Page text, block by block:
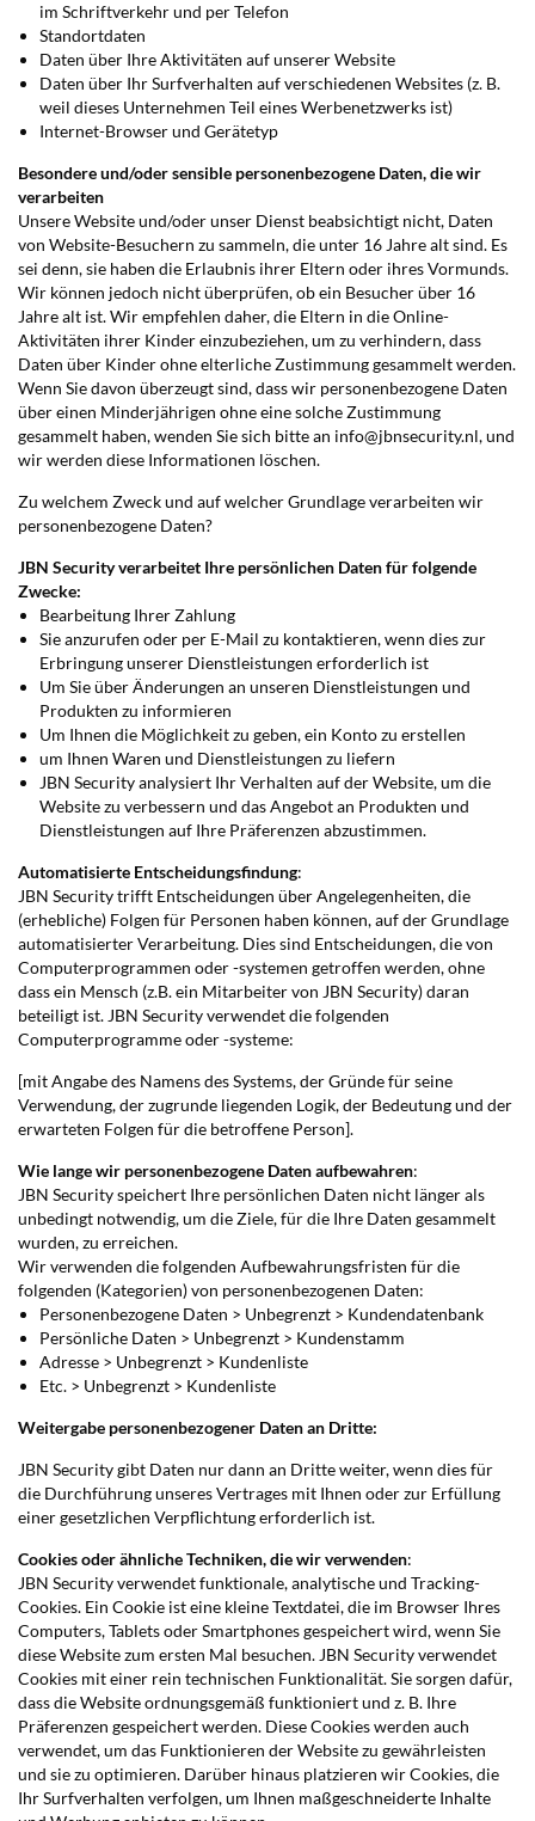
im Schriftverkehr und per Telefon
Standortdaten
Daten über Ihre Aktivitäten auf unserer Website
Daten über Ihr Surfverhalten auf verschiedenen Websites (z. B.
weil dieses Unternehmen Teil eines Werbenetzwerks ist)
Internet-Browser und Gerätetyp
Besondere und/oder sensible personenbezogene Daten, die wir
verarbeiten
Unsere Website und/oder unser Dienst beabsichtigt nicht, Daten
von Website-Besuchern zu sammeln, die unter 16 Jahre alt sind. Es
sei denn, sie haben die Erlaubnis ihrer Eltern oder ihres Vormunds.
Wir können jedoch nicht überprüfen, ob ein Besucher über 16
Jahre alt ist. Wir empfehlen daher, die Eltern in die Online-
Aktivitäten ihrer Kinder einzubeziehen, um zu verhindern, dass
Daten über Kinder ohne elterliche Zustimmung gesammelt werden.
Wenn Sie davon überzeugt sind, dass wir personenbezogene Daten
über einen Minderjährigen ohne eine solche Zustimmung
gesammelt haben, wenden Sie sich bitte an info@jbnsecurity.nl, und
wir werden diese Informationen löschen.
Zu welchem Zweck und auf welcher Grundlage verarbeiten wir
personenbezogene Daten?
JBN Security verarbeitet Ihre persönlichen Daten für folgende
Zwecke:
Bearbeitung Ihrer Zahlung
Sie anzurufen oder per E-Mail zu kontaktieren, wenn dies zur
Erbringung unserer Dienstleistungen erforderlich ist
Um Sie über Änderungen an unseren Dienstleistungen und
Produkten zu informieren
Um Ihnen die Möglichkeit zu geben, ein Konto zu erstellen
um Ihnen Waren und Dienstleistungen zu liefern
JBN Security analysiert Ihr Verhalten auf der Website, um die
Website zu verbessern und das Angebot an Produkten und
Dienstleistungen auf Ihre Präferenzen abzustimmen.
Automatisierte Entscheidungsfindung:
JBN Security trifft Entscheidungen über Angelegenheiten, die
(erhebliche) Folgen für Personen haben können, auf der Grundlage
automatisierter Verarbeitung. Dies sind Entscheidungen, die von
Computerprogrammen oder -systemen getroffen werden, ohne
dass ein Mensch (z.B. ein Mitarbeiter von JBN Security) daran
beteiligt ist. JBN Security verwendet die folgenden
Computerprogramme oder -systeme:
[mit Angabe des Namens des Systems, der Gründe für seine
Verwendung, der zugrunde liegenden Logik, der Bedeutung und der
erwarteten Folgen für die betroffene Person].
Wie lange wir personenbezogene Daten aufbewahren:
JBN Security speichert Ihre persönlichen Daten nicht länger als
unbedingt notwendig, um die Ziele, für die Ihre Daten gesammelt
wurden, zu erreichen.
Wir verwenden die folgenden Aufbewahrungsfristen für die
folgenden (Kategorien) von personenbezogenen Daten:
Personenbezogene Daten > Unbegrenzt > Kundendatenbank
Persönliche Daten > Unbegrenzt > Kundenstamm
Adresse > Unbegrenzt > Kundenliste
Etc. > Unbegrenzt > Kundenliste
Weitergabe personenbezogener Daten an Dritte:
JBN Security gibt Daten nur dann an Dritte weiter, wenn dies für
die Durchführung unseres Vertrages mit Ihnen oder zur Erfüllung
einer gesetzlichen Verpflichtung erforderlich ist.
Cookies oder ähnliche Techniken, die wir verwenden:
JBN Security verwendet funktionale, analytische und Tracking-
Cookies. Ein Cookie ist eine kleine Textdatei, die im Browser Ihres
Computers, Tablets oder Smartphones gespeichert wird, wenn Sie
diese Website zum ersten Mal besuchen. JBN Security verwendet
Cookies mit einer rein technischen Funktionalität. Sie sorgen dafür,
dass die Website ordnungsgemäß funktioniert und z. B. Ihre
Präferenzen gespeichert werden. Diese Cookies werden auch
verwendet, um das Funktionieren der Website zu gewährleisten
und sie zu optimieren. Darüber hinaus platzieren wir Cookies, die
Ihr Surfverhalten verfolgen, um Ihnen maßgeschneiderte Inhalte